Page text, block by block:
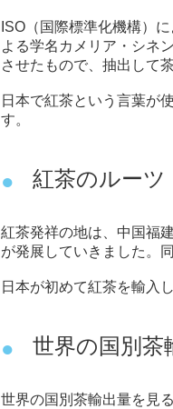
ISO（国際標準化機構）
よる学名カメリア・シネ
させたもので、抽出して
日本で紅茶という言葉が
す。
紅茶のルーツ
紅茶発祥の地は、中国福
が発展していきました。
日本が初めて紅茶を輸入
世界の国別茶
世界の国別茶輸出量を見